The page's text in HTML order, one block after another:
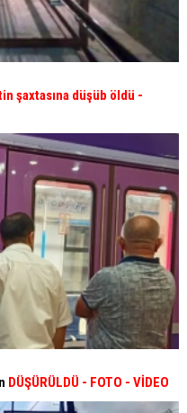
şaxtasına düşüb öldü -
DÜŞÜRÜLDÜ - FOTO - VİDEO